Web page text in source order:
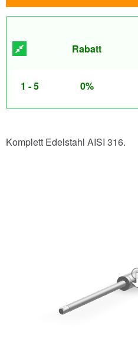
Rabatt
1 - 5 0%
Komplett Edelstahl AISI 316.